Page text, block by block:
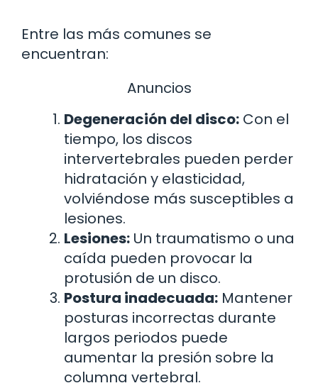
Entre las más comunes se
encuentran:
Anuncios
Degeneración del disco: Con el
tiempo, los discos
intervertebrales pueden perder
hidratación y elasticidad,
volviéndose más susceptibles a
lesiones.
Lesiones: Un traumatismo o una
caída pueden provocar la
protusión de un disco.
Postura inadecuada: Mantener
posturas incorrectas durante
largos periodos puede
aumentar la presión sobre la
columna vertebral.